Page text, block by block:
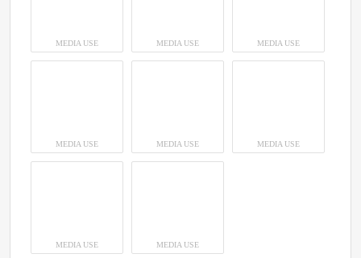
MEDIA USE MEDIA USE MEDIA USE
MEDIA USE MEDIA USE MEDIA USE
MEDIA USE MEDIA USE